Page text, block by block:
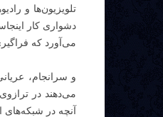
تلویزیون‌ها و
دشواری کار
می‌آورد که
و سرانجام،
می‌دهند در
آنچه در